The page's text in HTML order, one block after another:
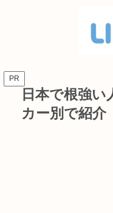
PR
日本で根強
カー別で紹介